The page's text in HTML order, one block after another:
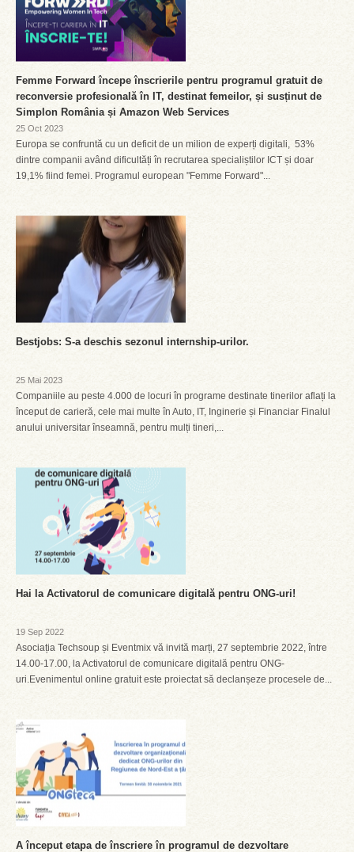
Femme Forward începe înscrierile pentru programul gratuit de
reconversie profesională în IT, destinat femeilor, și susținut de
Simplon România și Amazon Web Services
25 Oct 2023
Europa se confruntă cu un deficit de un milion de experți digitali, 53%
dintre companii având dificultăți în recrutarea specialiștilor ICT și doar
19,1% fiind femei. Programul european "Femme Forward"...
Bestjobs: S-a deschis sezonul internship-urilor.
25 Mai 2023
Companiile au peste 4.000 de locuri în programe destinate tinerilor aflați la
început de carieră, cele mai multe în Auto, IT, Inginerie și Financiar Finalul
anului universitar înseamnă, pentru mulți tineri,...
Hai la Activatorul de comunicare digitală pentru ONG-uri!
19 Sep 2022
Asociația Techsoup și Eventmix vă invită marți, 27 septembrie 2022, între
14.00-17.00, la Activatorul de comunicare digitală pentru ONG-
uri.Evenimentul online gratuit este proiectat să declanșeze procesele de...
A început etapa de înscriere în programul de dezvoltare